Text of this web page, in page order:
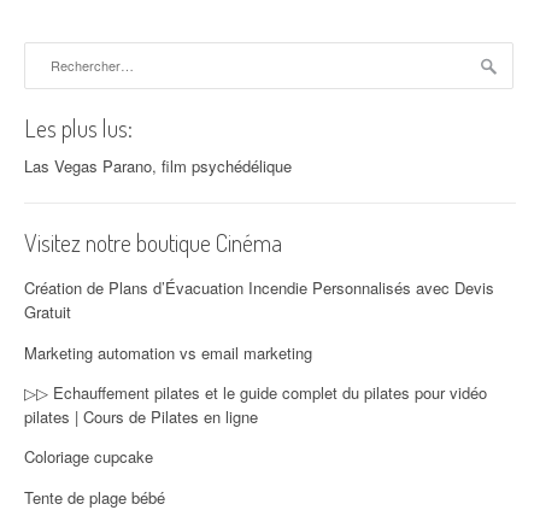
Les plus lus:
Las Vegas Parano, film psychédélique
Visitez notre boutique Cinéma
Création de Plans d’Évacuation Incendie Personnalisés avec Devis
Gratuit
Marketing automation vs email marketing
▷▷ Echauffement pilates et le guide complet du pilates pour vidéo
pilates | Cours de Pilates en ligne
Coloriage cupcake
Tente de plage bébé